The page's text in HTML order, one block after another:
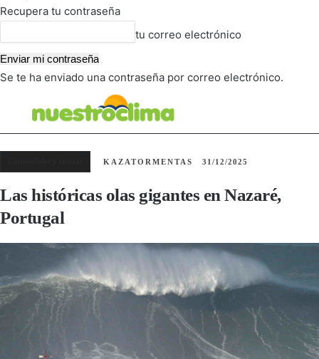
Recupera tu contraseña
tu correo electrónico
Se te ha enviado una contraseña por correo electrónico.
KAZATORMENTAS 31/12/2025
Las históricas olas gigantes en Nazaré,
Portugal